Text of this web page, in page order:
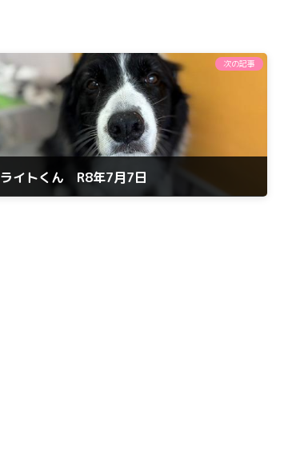
次の記事
ライトくん R8年7月7日